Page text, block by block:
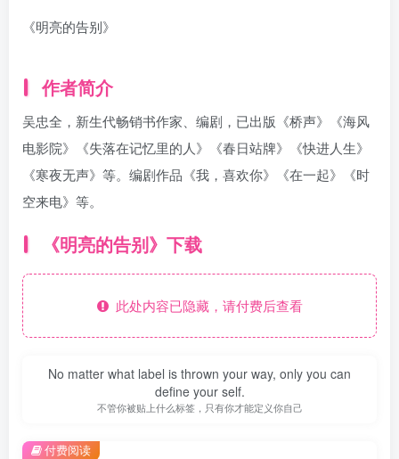
《明亮的告别》
作者简介
吴忠全，新生代畅销书作家、编剧，已出版《桥声》《海风
电影院》《失落在记忆里的人》《春日站牌》《快进人生》
《寒夜无声》等。编剧作品《我，喜欢你》《在一起》《时
空来电》等。
《明亮的告别》下载
此处内容已隐藏，请付费后查看
No matter what label is thrown your way, only you can
define your self.
不管你被贴上什么标签，只有你才能定义你自己
付费阅读